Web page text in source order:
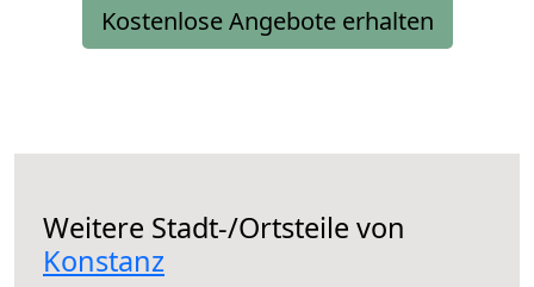
Kostenlose Angebote erhalten
Weitere Stadt-/Ortsteile von
Konstanz